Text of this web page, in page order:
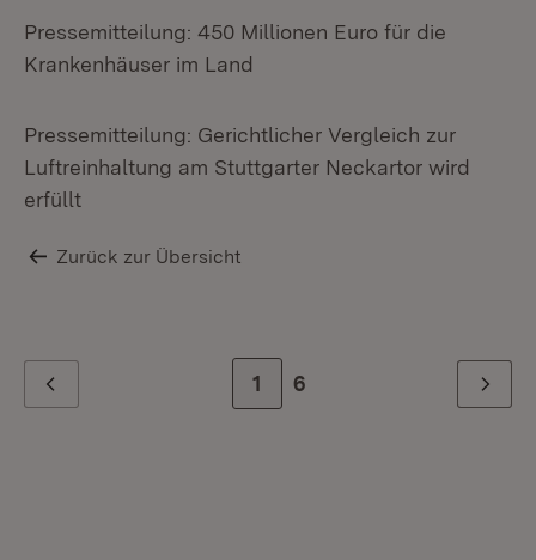
Pressemitteilung: 450 Millionen Euro für die
Krankenhäuser im Land
Pressemitteilung: Gerichtlicher Vergleich zur
Luftreinhaltung am Stuttgarter Neckartor wird
erfüllt
Zurück zur Übersicht
Zur Seite
1 Zur letzten Seite
6 Weiter